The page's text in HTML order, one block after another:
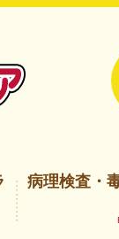
病理検査・